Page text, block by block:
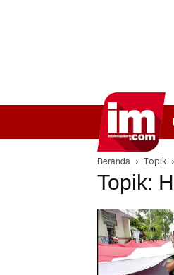
InilahMojokerto
Beranda Topik
Topik: